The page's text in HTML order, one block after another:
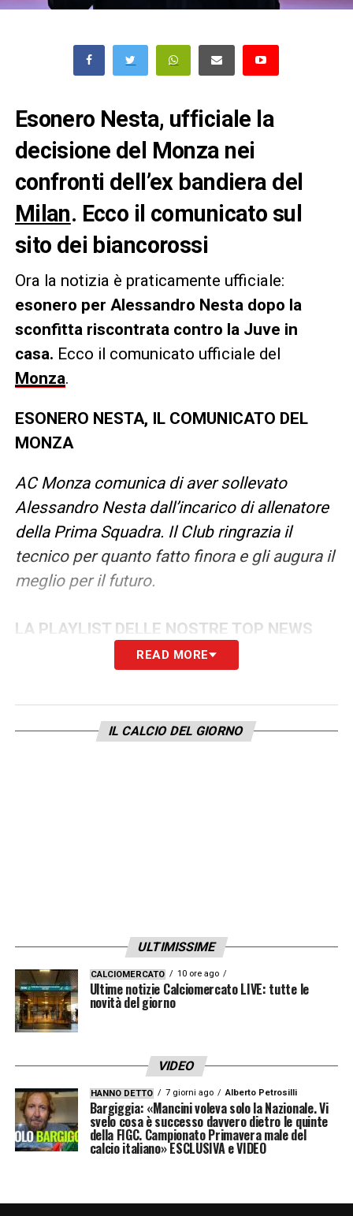
Esonero Nesta, ufficiale la
decisione del Monza nei
confronti dell’ex bandiera del
Milan. Ecco il comunicato sul
sito dei biancorossi
Ora la notizia è praticamente ufficiale:
esonero per Alessandro Nesta dopo la
sconfitta riscontrata contro la Juve in
casa. Ecco il comunicato ufficiale del
Monza.
ESONERO NESTA, IL COMUNICATO DEL
MONZA
AC Monza comunica di aver sollevato
Alessandro Nesta dall’incarico di allenatore
della Prima Squadra. Il Club ringrazia il
tecnico per quanto fatto finora e gli augura il
meglio per il futuro.
LA PLAYLIST DELLE NOSTRE TOP NEWS
READ MORE
IL CALCIO DEL GIORNO
ULTIMISSIME
CALCIOMERCATO 10 ore ago
Ultime notizie Calciomercato LIVE: tutte le
novità del giorno
VIDEO
HANNO DETTO 7 giorni ago Alberto Petrosilli
Bargiggia: «Mancini voleva solo la Nazionale. Vi
svelo cosa è successo davvero dietro le quinte
della FIGC. Campionato Primavera male del
calcio italiano» ESCLUSIVA e VIDEO